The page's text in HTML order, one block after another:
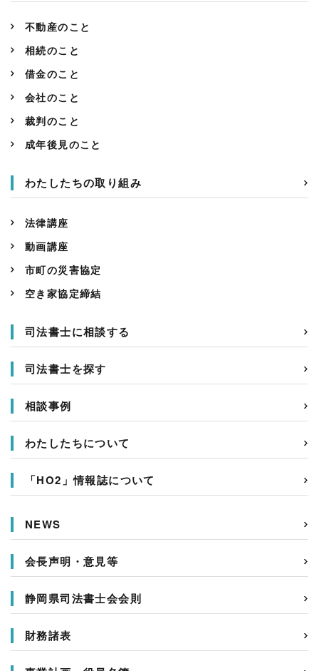
不動産のこと
相続のこと
借金のこと
会社のこと
裁判のこと
成年後見のこと
わたしたちの取り組み
法律講座
動画講座
市町の災害協定
空き家協定締結
司法書士に相談する
司法書士を探す
相談事例
わたしたちについて
「HO2」情報誌について
NEWS
会長声明・意見等
静岡県司法書士会会則
財務諸表